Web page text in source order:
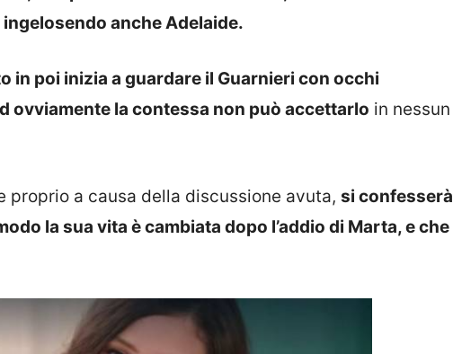
anche Adelaide.
in poi inizia a guardare il Guarnieri con occhi
ovviamente la contessa non può accettarlo in nessun
proprio a causa della discussione avuta, si confesserà
la sua vita è cambiata dopo l’addio di Marta, e che